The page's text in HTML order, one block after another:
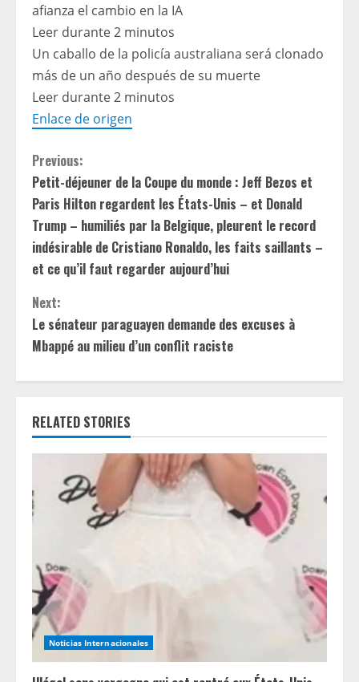
afianza el cambio en la IA
Leer durante 2 minutos
Un caballo de la policía australiana será clonado
más de un año después de su muerte
Leer durante 2 minutos
Enlace de origen
C
o
n
t
i
n
R
a
i
n
g
Previous:
Petit-déjeuner de la Coupe du monde : Jeff Bezos et
Paris Hilton regardent les États-Unis – et Donald
Trump – humiliés par la Belgique, pleurent le record
indésirable de Cristiano Ronaldo, les faits saillants –
et ce qu’il faut regarder aujourd’hui
Next:
Le sénateur paraguayen demande des excuses à
Mbappé au milieu d’un conflit raciste
RELATED STORIES
Noticias Internacionales